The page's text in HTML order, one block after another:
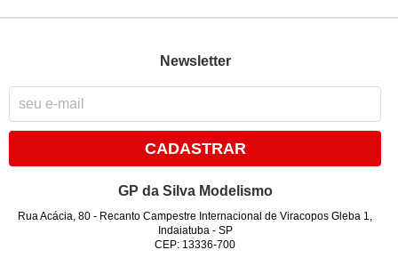
Newsletter
CADASTRAR
GP da Silva Modelismo
Rua Acácia, 80 - Recanto Campestre Internacional de Viracopos Gleba 1,
Indaiatuba- SP
CEP: 13336-700